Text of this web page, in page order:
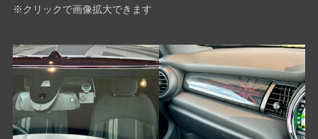
※クリックで画像拡大できます